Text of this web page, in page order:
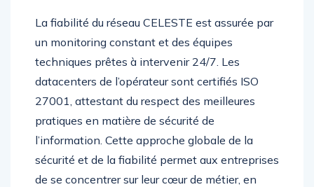
La fiabilité du réseau CELESTE est assurée par
un monitoring constant et des équipes
techniques prêtes à intervenir 24/7. Les
datacenters de l’opérateur sont certifiés ISO
27001, attestant du respect des meilleures
pratiques en matière de sécurité de
l’information. Cette approche globale de la
sécurité et de la fiabilité permet aux entreprises
de se concentrer sur leur cœur de métier, en